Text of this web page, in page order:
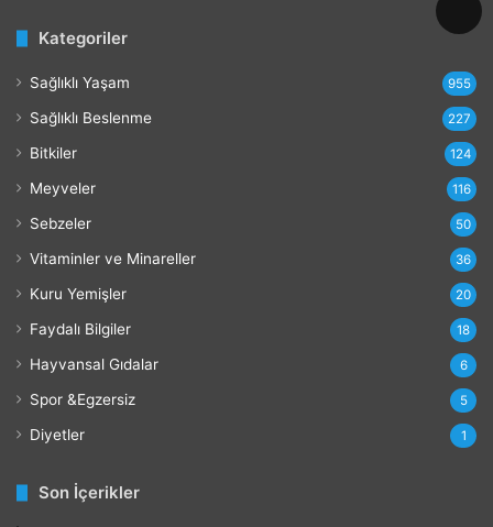
Kategoriler
Sağlıklı Yaşam 955
Sağlıklı Beslenme 227
Bitkiler 124
Meyveler 116
Sebzeler 50
Vitaminler ve Minareller 36
Kuru Yemişler 20
Faydalı Bilgiler 18
Hayvansal Gıdalar 6
Spor &Egzersiz 5
Diyetler 1
Son İçerikler